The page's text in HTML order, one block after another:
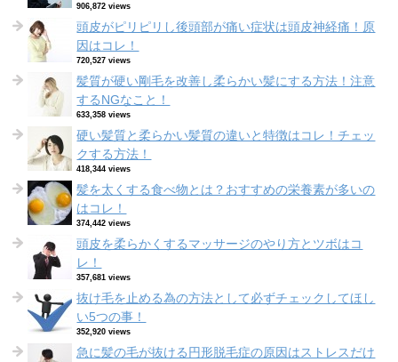
906,872 views
頭皮がピリピリし後頭部が痛い症状は頭皮神経痛！原
因はコレ！
720,527 views
髪質が硬い剛毛を改善し柔らかい髪にする方法！注意
するNGなこと！
633,358 views
硬い髪質と柔らかい髪質の違いと特徴はコレ！チェッ
クする方法！
418,344 views
髪を太くする食べ物とは？おすすめの栄養素が多いの
はコレ！
374,442 views
頭皮を柔らかくするマッサージのやり方とツボはコ
レ！
357,681 views
抜け毛を止める為の方法として必ずチェックしてほし
い5つの事！
352,920 views
急に髪の毛が抜ける円形脱毛症の原因はストレスだけ